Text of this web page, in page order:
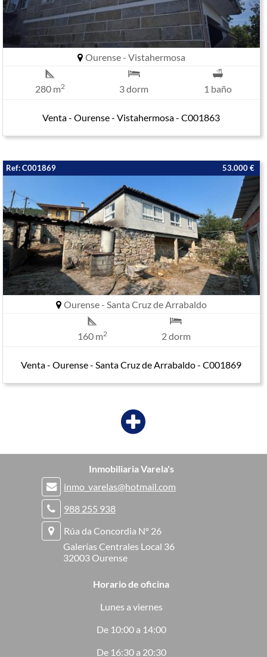
Ourense - Vistahermosa
280 m2 3 dorm 1 baño
Venta - Ourense - Vistahermosa - C001863
Ref: C001869 53.000 €
Ourense - Santa Cruz de Arrabaldo
160 m2 2 dorm
Venta - Ourense - Santa Cruz de Arrabaldo - C001869
Inmobiliaria Varela's
inmo_varelas@hotmail.com
988 255 938
Rúa da Concordia Nº 26
Galerías Centrales Local 36
32003 Ourense
Horario de oficina
Lunes a viernes
De 10:00 a 14:00
De 16:30 a 20:30